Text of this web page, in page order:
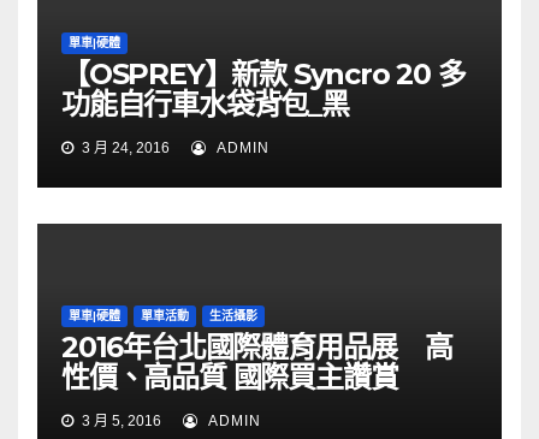
單車|硬體
【OSPREY】新款 Syncro 20 多
功能自行車水袋背包_黑
3 月 24, 2016 ADMIN
單車|硬體 單車活動 生活攝影
2016年台北國際體育用品展 高
性價、高品質 國際買主讚賞
3 月 5, 2016 ADMIN